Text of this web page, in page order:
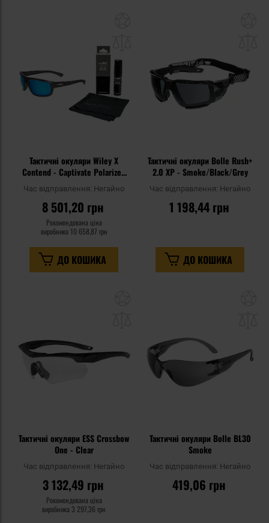
уподобань
Тактичні окуляри Wiley X
Contend - Captivate Polarized
Blue Mirror/Matte Graphite +
Anti-Fog Cleaner Kit - набір
Час відправлення: Негайно
8 501,20 грн
Рекомендована ціна
виробника 10 658,87 грн
ДО КОШИКА
Тактичні окуляри Bolle Rush+
2.0 XP - Smoke/Black/Grey
Час відправлення: Негайно
1 198,44 грн
ДО КОШИКА
уподобань
Тактичні окуляри ESS Crossbow
One - Clear
Час відправлення: Негайно
3 132,49 грн
Рекомендована ціна
виробника 3 297,36 грн
Тактичні окуляри Bolle BL30
Smoke
Час відправлення: Негайно
419,06 грн